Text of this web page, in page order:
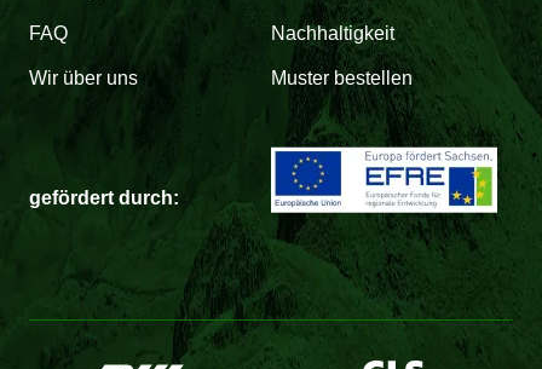
FAQ Nachhaltigkeit
Wir über uns Muster bestellen
gefördert durch: